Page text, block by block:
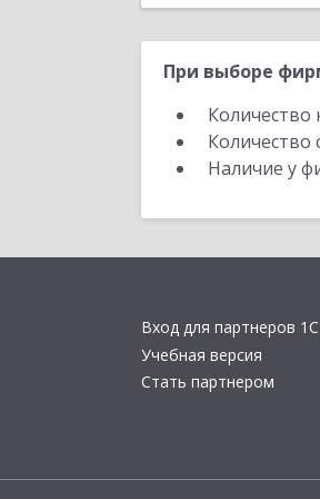
При выборе
Количество
Наличие у
Вход для партнеров 1С
Учебная версия
Стать партнером